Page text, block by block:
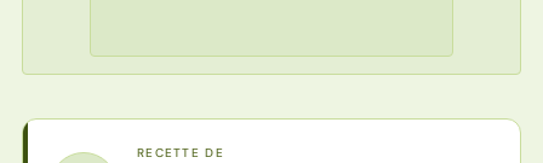
RECETTE DE